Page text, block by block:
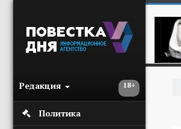
18+
Редакция
Политика